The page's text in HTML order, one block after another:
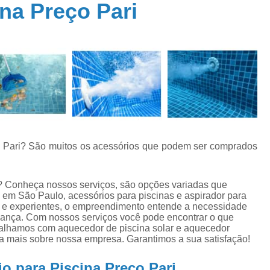
Aquecedor Piscina Fibra
Cloro para Piscina 10kg
Cloro para
Cloro para Piscina 9000 Litros
Cloro para
Cloro para Piscina Fechada
Cloro para
Cloro 3 em 1 para Piscina
Cloro
Cloro Líquido para Piscina
Cloro para
Cloro
Conserto Bomba água
Conserto
Conserto Bomba de Piscina
Conserto
Conserto de Motobomba
Preço Pari
São muitos os acessórios que podem ser comprados
nossos serviços, são opções variadas que
São Paulo, acessórios para piscinas e aspirador para
experientes, o empreendimento entende a necessidade
Com nossos serviços você pode encontrar o que
com aquecedor de piscina solar e aquecedor
sobre nossa empresa. Garantimos a sua satisfação!